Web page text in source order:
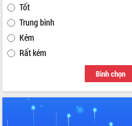
Tốt
Trung bình
Kém
Rất kém
Bình chọn